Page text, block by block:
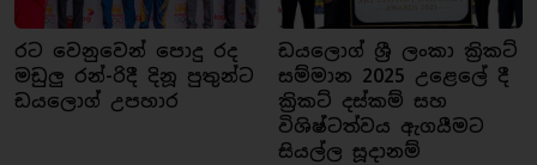
රට වෙනුවෙන් පොදු රද
මඩුලු රන්-රිදී දිනූ පුතුන්ට
ඩයලොග් උපහාර
ඩයලොග් ශ්‍රී ලංකා ක්‍රිකට්
සම්මාන 2025 උළෙලේ දී
ක්‍රිකට් දස්කම් සහ
විශිෂ්ටත්වය ඇගයීමට
සියල්ල සූදානම්